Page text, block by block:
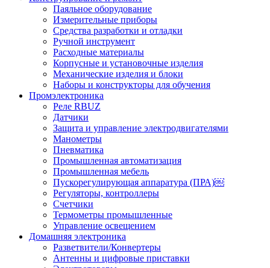
Паяльное оборудование
Измерительные приборы
Средства разработки и отладки
Ручной инструмент
Расходные материалы
Корпусные и установочные изделия
Механические изделия и блоки
Наборы и конструкторы для обучения
Промэлектроника
Реле RBUZ
Датчики
Защита и управление электродвигателями
Манометры
Пневматика
Промышленная автоматизация
Промышленная мебель
Пускорегулирующая аппаратура (ПРА)￼
Регуляторы, контроллеры
Счетчики
Термометры промышленные
Управление освещением
Домашняя электроника
Разветвители/Конвертеры
Антенны и цифровые приставки